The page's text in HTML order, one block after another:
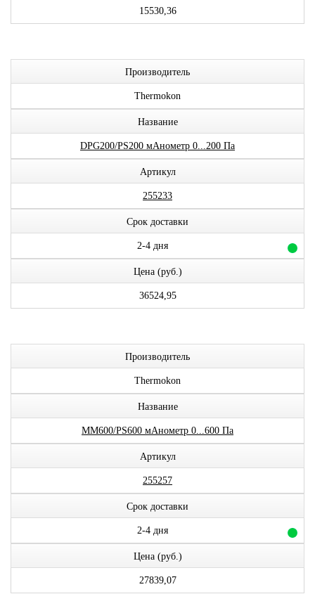
15530,36
Производитель
Thermokon
Название
DPG200/PS200 мАнометр 0...200 Па
Артикул
255233
Срок доставки
2-4 дня
Цена (руб.)
36524,95
Производитель
Thermokon
Название
MM600/PS600 мАнометр 0...600 Па
Артикул
255257
Срок доставки
2-4 дня
Цена (руб.)
27839,07